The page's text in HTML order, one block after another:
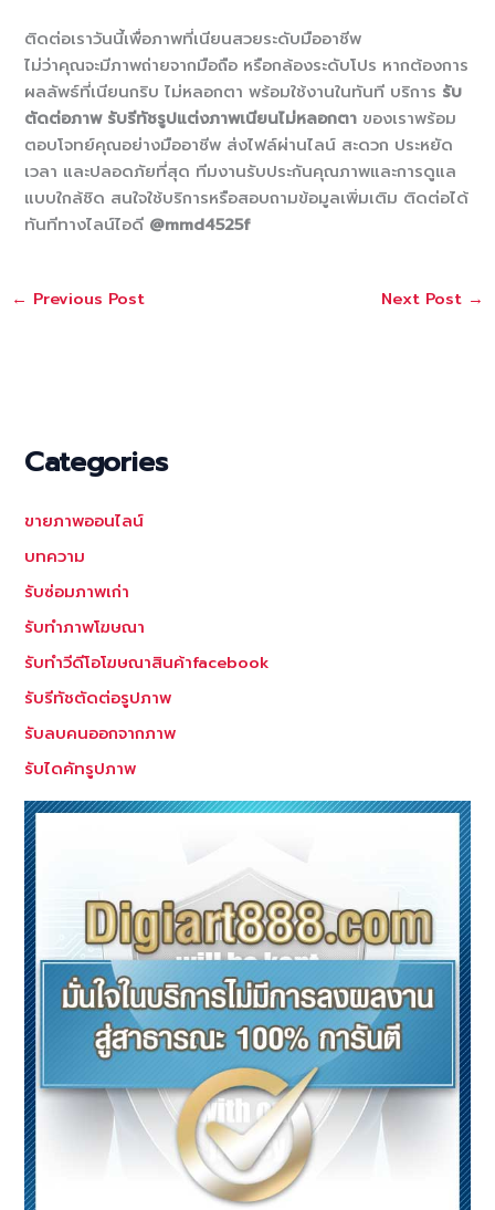
ติดต่อเราวันนี้เพื่อภาพที่เนียนสวยระดับมืออาชีพ
ไม่ว่าคุณจะมีภาพถ่ายจากมือถือ หรือกล้องระดับโปร หากต้องการ
ผลลัพธ์ที่เนียนกริบ ไม่หลอกตา พร้อมใช้งานในทันที บริการ รับ
ตัดต่อภาพ รับรีทัชรูปแต่งภาพเนียนไม่หลอกตา ของเราพร้อม
ตอบโจทย์คุณอย่างมืออาชีพ ส่งไฟล์ผ่านไลน์ สะดวก ประหยัด
เวลา และปลอดภัยที่สุด ทีมงานรับประกันคุณภาพและการดูแล
แบบใกล้ชิด สนใจใช้บริการหรือสอบถามข้อมูลเพิ่มเติม ติดต่อได้
ทันทีทางไลน์ไอดี @mmd4525f
← Previous Post Next Post →
Categories
ขายภาพออนไลน์
บทความ
รับซ่อมภาพเก่า
รับทำภาพโฆษณา
รับทำวีดีโอโฆษณาสินค้าfacebook
รับรีทัชตัดต่อรูปภาพ
รับลบคนออกจากภาพ
รับไดคัทรูปภาพ